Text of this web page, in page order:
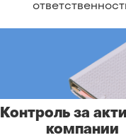
Контроль за
компании